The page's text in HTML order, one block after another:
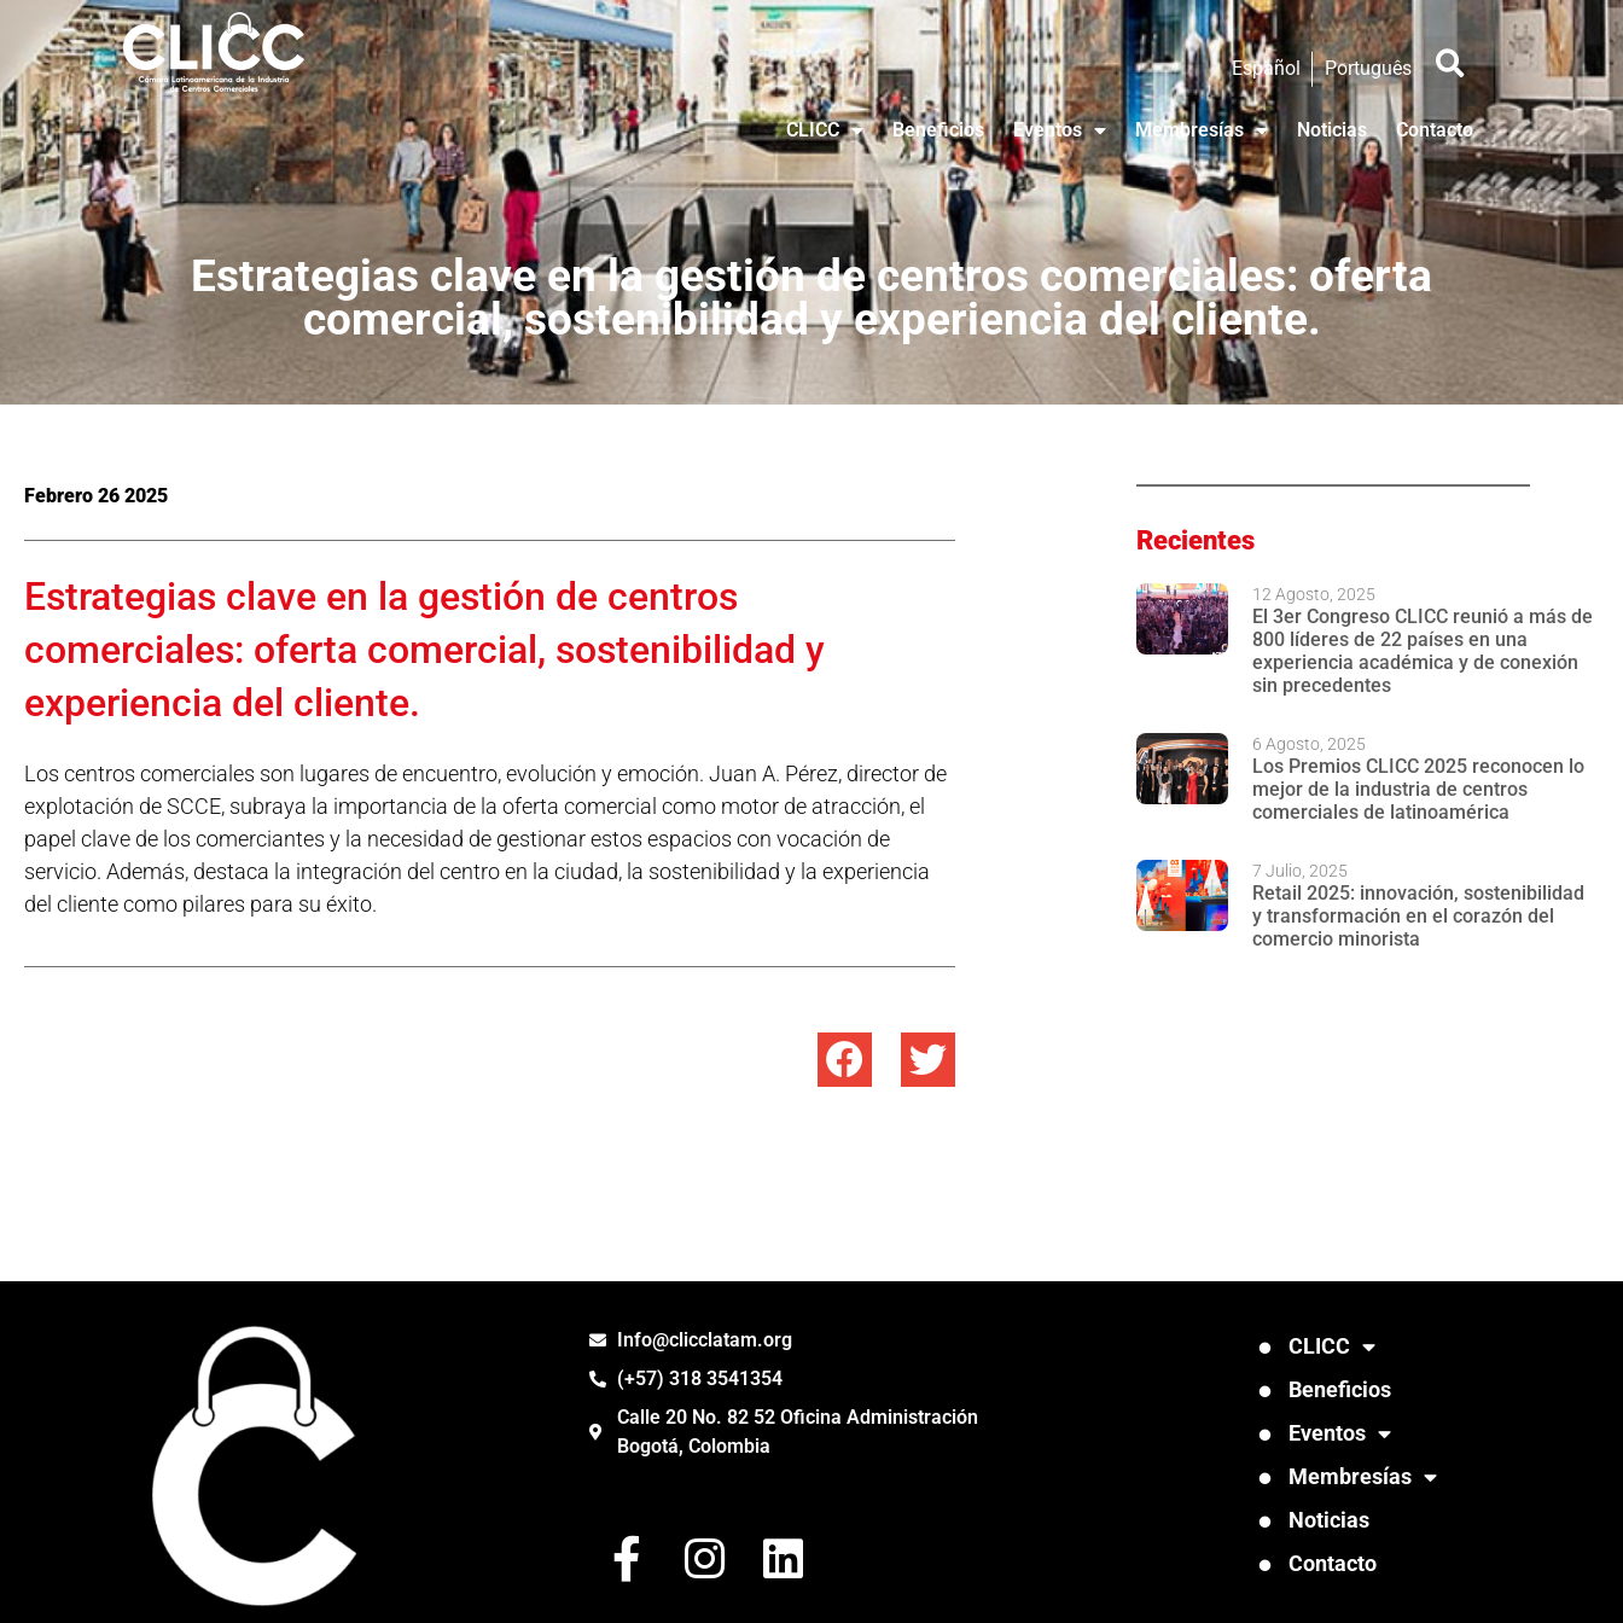
Español Português
CLICC Beneficios Eventos Membresías Noticias Contacto
Estrategias clave en la gestión de centros comerciales: oferta
comercial, sostenibilidad y experiencia del cliente.
Febrero 26 2025
Estrategias clave en la gestión de centros
comerciales: oferta comercial, sostenibilidad y
experiencia del cliente.
Los centros comerciales son lugares de encuentro, evolución y emoción. Juan A. Pérez, director de
explotación de SCCE, subraya la importancia de la oferta comercial como motor de atracción, el
papel clave de los comerciantes y la necesidad de gestionar estos espacios con vocación de
servicio. Además, destaca la integración del centro en la ciudad, la sostenibilidad y la experiencia
del cliente como pilares para su éxito.
Recientes
El 3er Congreso CLICC reunió a más de
800 líderes de 22 países en una
experiencia académica y de conexión
sin precedentes
12 Agosto, 2025
Los Premios CLICC 2025 reconocen lo
mejor de la industria de centros
comerciales de latinoamérica
6 Agosto, 2025
Retail 2025: innovación, sostenibilidad
y transformación en el corazón del
comercio minorista
7 Julio, 2025
Info@clicclatam.org
(+57) 318 3541354
Calle 20 No. 82 52 Oficina Administración
Bogotá, Colombia
CLICC
Beneficios
Eventos
Membresías
Noticias
Contacto